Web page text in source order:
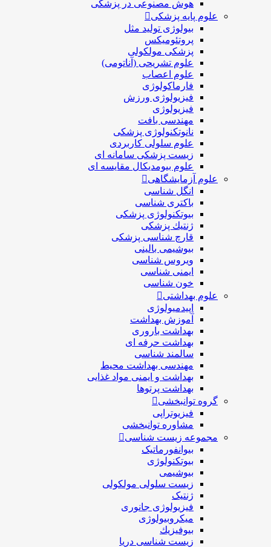
هوش مصنوعی در پزشکی
علوم پایه پزشکی
بیولوژی تولید مثل
پروتئومیکس
پزشکی مولکولی
علوم تشریحی (آناتومی)
علوم اعصاب
فارماکولوژی
فیزیولوژی ورزش
فیزیولوژی
مهندسی بافت
نانوتکنولوژی پزشکی
علوم سلولی کاربردی
زیست پزشکی سامانه ای
علوم بیومدیکال مقایسه ای
علوم آزمایشگاهی
انگل شناسی
باکتری شناسی
بیوتکنولوژی پزشکی
ژنتيك پزشکی
قارچ شناسی پزشكی
بیوشیمی بالینی
ویروس شناسی
ایمنی شناسی
خون شناسی
علوم بهداشتی
اپیدمیولوژی
آموزش بهداشت
بهداشت باروری
بهداشت حرفه ای
سالمند شناسی
مهندسی بهداشت محيط
بهداشت و ایمنی مواد غذایی
بهداشت پرتوها
گروه توانبخشی
فیزیوتراپی
مشاوره توانبخشی
مجموعه زیست شناسی
بیوانفورماتیک
بیوتکنولوژی
بیوشیمی
زیست سلولی مولکولی
ژنتیک
فیزیولوژی جانوری
میکروبیولوژی
بيوفيزيك
زیست شناسی دریا